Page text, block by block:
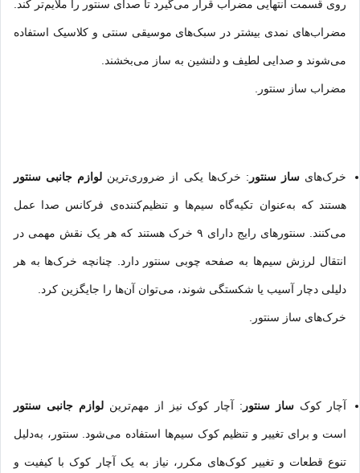
روی قسمت انتهایی مضراب قرار می‌گیرد تا صدای سنتور را ملایم‌تر کند.
مضراب‌های نمدی بیشتر در سبک‌های موسیقی سنتی و کلاسیک استفاده
می‌شوند و صدایی لطیف و دلنشین به ساز می‌بخشند.
مضراب ساز سنتور.
خرک‌هایساز سنتور : خرک‌ها یکی از ضروری‌ترین لوازم جانبی سنتور
هستند که به‌عنوان تکیه‌گاه سیم‌ها و تنظیم‌کننده‌ی فرکانس صدا عمل
می‌کنند. سنتورهای رایج دارای ۹ خرک هستند که هر یک نقش مهمی در
انتقال لرزش سیم‌ها به صفحه چوبی سنتور دارد. چنانچه خرک‌ها به هر
دلیلی دچار آسیب یا شکستگی شوند، می‌توان آن‌ها را جایگزین کرد.
خرک‌های ساز سنتور.
آچار کوک ساز سنتور : آچار کوک نیز از مهم‌ترینلوازم جانبی سنتور
است و برای تغییر و تنظیم کوک سیم‌ها استفاده می‌شود. سنتور، به‌دلیل
تنوع قطعات و تغییر کوک‌های مکرر، نیاز به یک آچار کوک با کیفیت و